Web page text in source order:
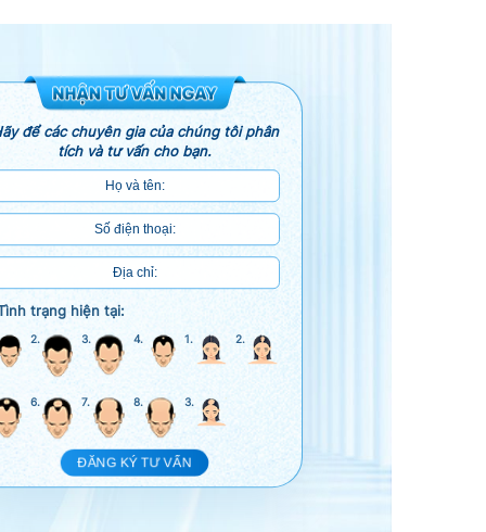
để các chuyên gia của chúng tôi phân
tích và tư vấn cho bạn.
trạng hiện tại:
2. 3. 4. 1. 2.
6. 7. 8. 3.
ĐĂNG KÝ TƯ VẤN